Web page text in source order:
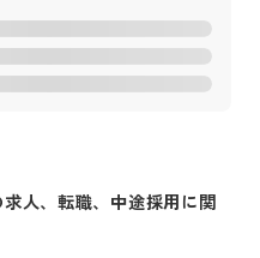
求人、転職、中途採用に関